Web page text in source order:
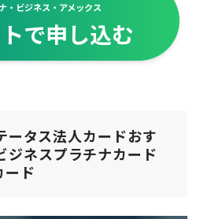
・ビジネス・アメックス
で申し込む
タス法人カードおす
ネスプラチナカード
ド